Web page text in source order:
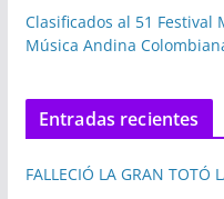
Clasificados al 51 Festival
Música Andina
Entradas recientes
FALLECIÓ LA GRAN TOTÓ